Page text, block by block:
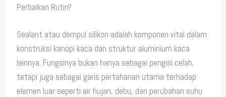
Perbaikan Rutin?
Sealant atau dempul silikon adalah komponen vital dalam
konstruksi kanopi kaca dan struktur aluminium kaca
lainnya. Fungsinya bukan hanya sebagai pengisi celah,
tetapi juga sebagai garis pertahanan utama terhadap
elemen luar seperti air hujan, debu, dan perubahan suhu